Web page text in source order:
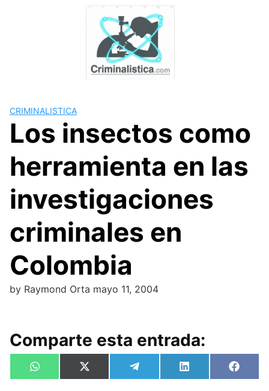
CRIMINALISTICA
Los insectos como
herramienta en las
investigaciones
criminales en
Colombia
by Raymond Orta mayo 11, 2004
Comparte esta entrada:
Compartir
en
W
h
Compartir
en
X
(
Compartir
en
e
Compartir
en
L
i
en
F
a